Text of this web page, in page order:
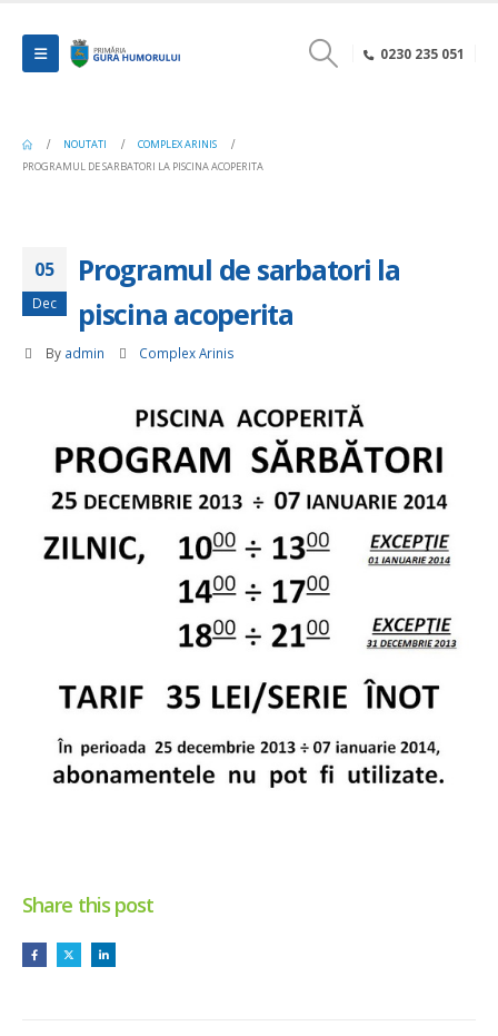
0230 235 051
NOUTATI
COMPLEX ARINIS
PROGRAMUL DE SARBATORI LA PISCINA ACOPERITA
05
Dec
Programul de sarbatori la
piscina acoperita
By admin Complex Arinis
Share this post